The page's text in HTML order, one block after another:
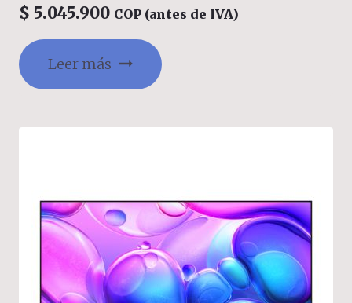
asistente de voz Bixby / modo ambiente/
Modo Juego/ HDMI x 3 / USB x 1 /LAN/ abre
y edita archivos de Office/ Garantía 1 año,
Ficha tecnica completa en
www.samsung.com.co
$ 5.045.900 COP (antes de IVA)
Leer más